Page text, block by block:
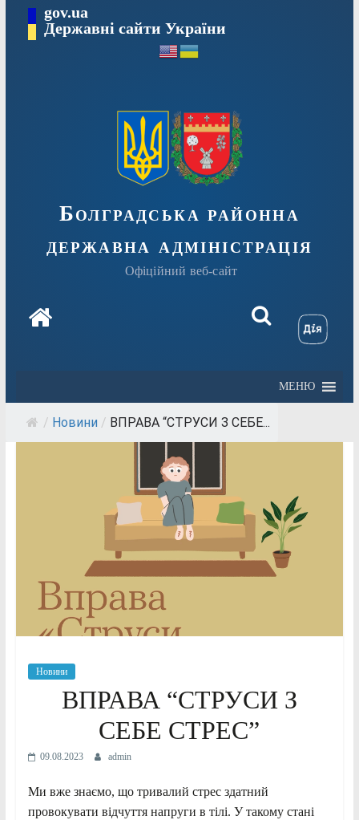
Перейтиgov.ua
Державні сайти України
Болградська районна
державна адміністрація
Офіційний веб-сайт
МЕНЮ
/ Новини / ВПРАВА “СТРУСИ З СЕБЕ...
Новини
ВПРАВА “СТРУСИ З
СЕБЕ СТРЕС”
09.08.2023 admin
Ми вже знаємо, що тривалий стрес здатний
провокувати відчуття напруги в тілі. У такому стані